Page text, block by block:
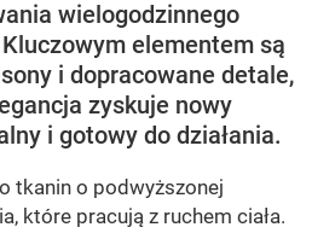
wielogodzinnego
elementem są
i dopracowane detale,
zyskuje nowy
i gotowy do działania.
tkanin o podwyższonej
które pracują z ruchem ciała.